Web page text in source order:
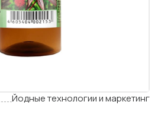
Йодные технологии и маркетинг